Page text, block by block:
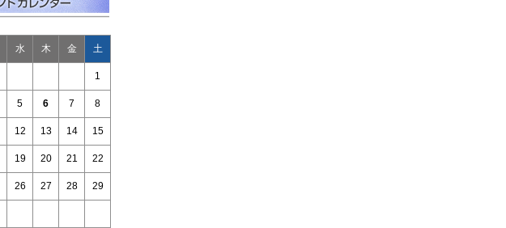
水 木 金 土
1
5 6 7 8
12 13 14 15
19 20 21 22
26 27 28 29